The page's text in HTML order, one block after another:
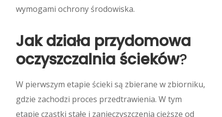
wymogami ochrony środowiska.
Jak działa przydomowa
oczyszczalnia ścieków?
W pierwszym etapie ścieki są zbierane w zbiorniku,
gdzie zachodzi proces przedtrawienia. W tym
etapie cząstki stałe i zanieczyszczenia cięższe od